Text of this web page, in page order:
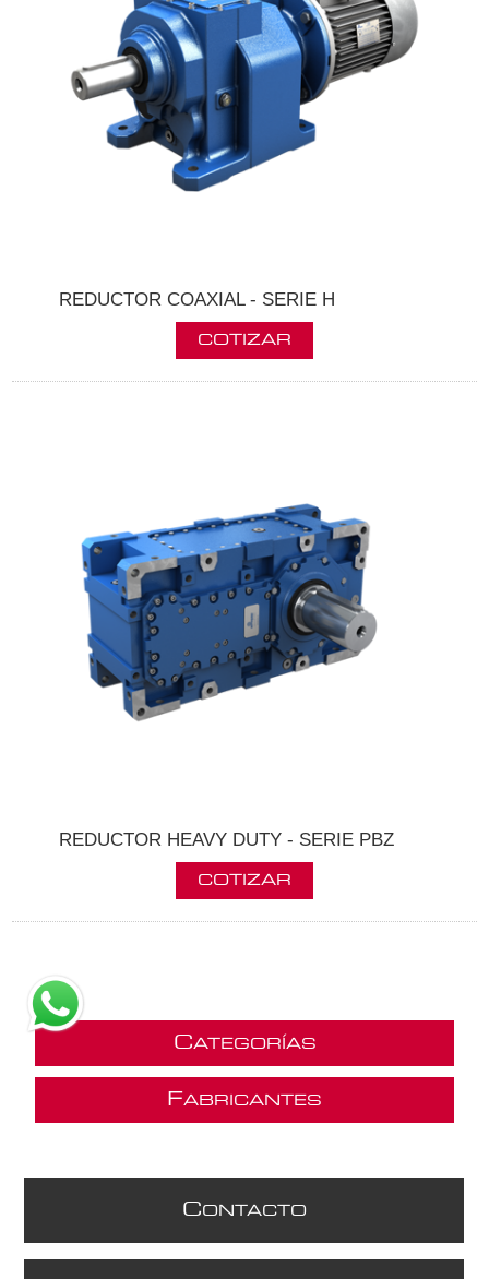
REDUCTOR COAXIAL - SERIE H
REDUCTOR HEAVY DUTY - SERIE PBZ
CATEGORÍAS
FABRICANTES
CONTACTO